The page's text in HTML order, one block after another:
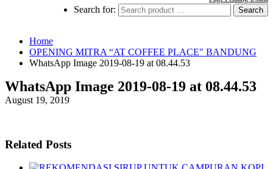
Search for:
Home
OPENING MITRA “AT COFFEE PLACE" BANDUNG
WhatsApp Image 2019-08-19 at 08.44.53
WhatsApp Image 2019-08-19 at 08.44.53
August 19, 2019
Related Posts